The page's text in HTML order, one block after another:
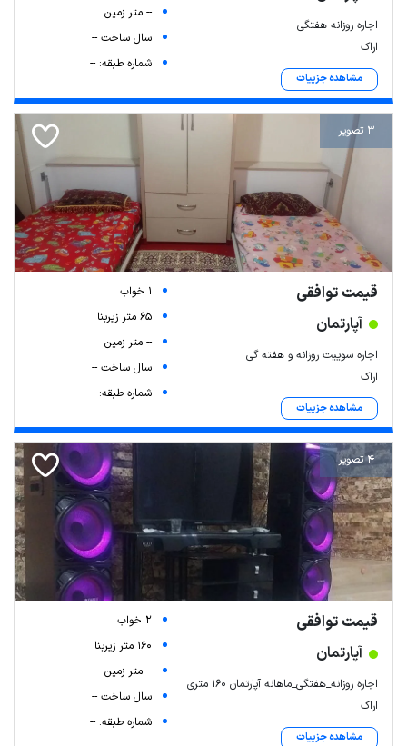
اجاره روزانه هفتگی
اراک
مشاهده جزییات
-- متر زمین
سال ساخت --
شماره طبقه: --
3 تصویر
قیمت توافقی
آپارتمان
اجاره سوییت روزانه و هفته گی
اراک
مشاهده جزییات
1 خواب
65 متر زیربنا
-- متر زمین
سال ساخت --
شماره طبقه: --
4 تصویر
قیمت توافقی
آپارتمان
اجاره روزانه_هفتگی_ماهانه آپارتمان ۱۶۰ متری
اراک
مشاهده جزییات
2 خواب
160 متر زیربنا
-- متر زمین
سال ساخت --
شماره طبقه: --